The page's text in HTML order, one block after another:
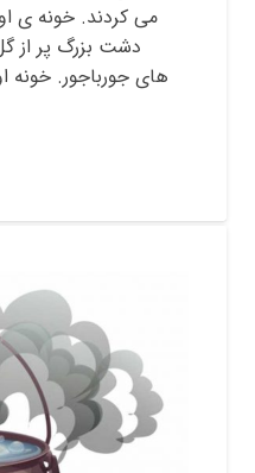
می کردند. خونه ی
دشت بزرگ پر از
های جورباجور. خونه